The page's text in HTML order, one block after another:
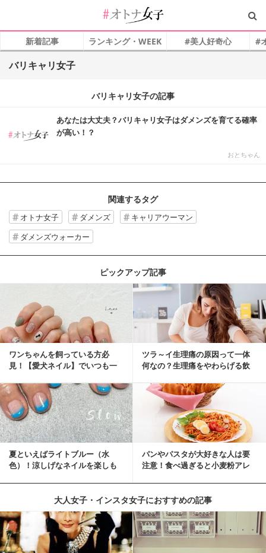
新着記事 ランキング・WEEK #美人好奇心 #
バリキャリ女子
バリキャリ女子の記事
あなたは大丈夫？バリキャリ女子はダメンズを育てる確率
が高い！？
おとちゃん
関連するタグ
オトナ女子 ダメンズ
キャリアウーマン
ダメンズウォーカー
ピックアップ記事
ワンちゃんを飼っている方必
見！【愛犬ネイル】でいつも一
ツラ～イ生理痛の原因って一体
何なの？生理痛をやわらげる飲
夏といえばライトブルー（水
色）！涼しげなネイルを楽しも
パンやパスタが大好きな人は要
注意！食べ過ぎると小麦粉アレ
大人女子・インスタ女子におすすめの記事